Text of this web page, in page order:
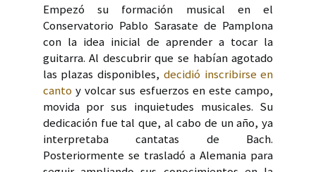
Empezó su formación musical en el
Conservatorio Pablo Sarasate de Pamplona
con la idea inicial de aprender a tocar la
guitarra. Al descubrir que se habían agotado
las plazas disponibles, decidió inscribirse en
canto y volcar sus esfuerzos en este campo,
movida por sus inquietudes musicales. Su
dedicación fue tal que, al cabo de un año, ya
interpretaba cantatas de Bach.
Posteriormente se trasladó a Alemania para